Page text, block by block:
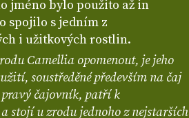
jméno bylo použito až in
spojilo s jedním z
i užitkových rostlin.
Camellia opomenout, je jeho
soustředěné především na čaj
čajovník, patří k
stojí u zrodu jednoho z nejstarších